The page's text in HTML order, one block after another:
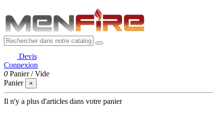
Devis
Connexion
0 Panier /Vide
Panier
×
Il n'y a plus d'articles dans votre panier